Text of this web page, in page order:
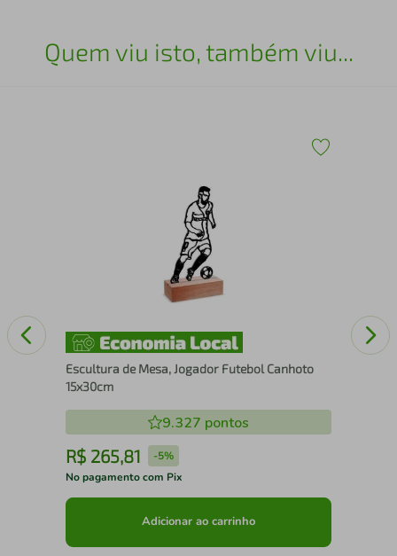
Quem viu isto, também viu...
Escultura de Mesa, Jogador Futebol Canhoto
15x30cm
9.327 pontos
R$ 265,81 -5%
No pagamento com Pix
Adicionar ao carrinho